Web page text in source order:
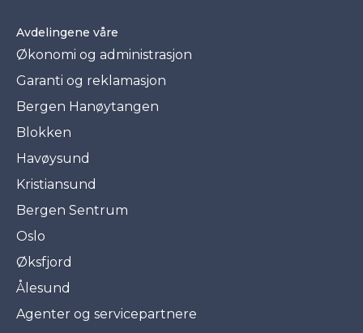
Avdelingene våre
Økonomi og administrasjon
Garanti og reklamasjon
Bergen Hanøytangen
Blokken
Havøysund
Kristiansund
Bergen Sentrum
Oslo
Øksfjord
Ålesund
Agenter og servicepartnere